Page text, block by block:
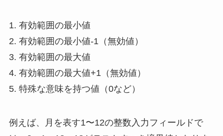
1. 有効範囲の最小値
2. 有効範囲の最小値-1（無効値）
3. 有効範囲の最大値
4. 有効範囲の最大値+1（無効値）
5. 特殊な意味を持つ値（0など）
例えば、月を表す1〜12の整数入力フィールドで